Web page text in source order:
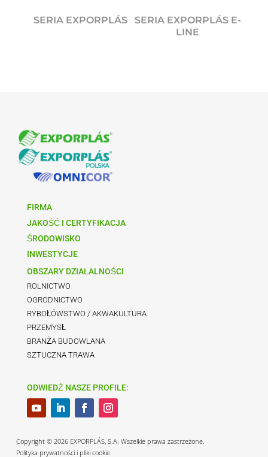
SERIA EXPORPLÁS
SERIA EXPORPLÁS E-
LINE
FIRMA
JAKOŚĆ I CERTYFIKACJA
ŚRODOWISKO
INWESTYCJE
OBSZARY DZIAŁALNOŚCI
ROLNICTWO
OGRODNICTWO
RYBOŁÓWSTWO / AKWAKULTURA
PRZEMYSŁ
BRANŻA BUDOWLANA
SZTUCZNA TRAWA
ODWIEDŹ NASZE PROFILE:
Copyright © 2026 EXPORPLÁS, S.A. Wszelkie prawa zastrzeżone.
Polityka prywatności i pliki cookie.